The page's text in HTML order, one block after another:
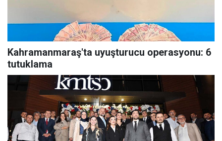
Kahramanmaraş'ta uyuşturucu operasyonu: 6
tutuklama